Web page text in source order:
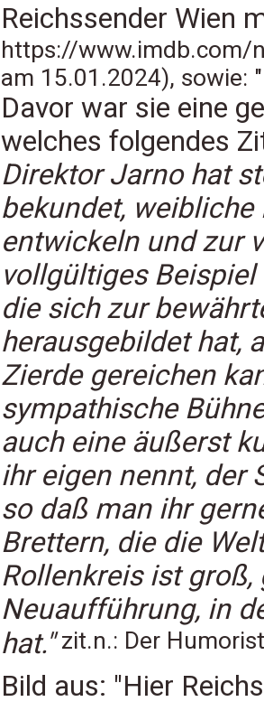
Reichssender Wien
https://www.imdb.com/
am 15.01.2024), sowie:
Davor war sie eine
welches folgendes
Direktor Jarno hat
bekundet,
entwickeln und zur
vollgültiges
die sich zur
herausgebildet hat,
Zierde gereichen
sympathische
auch eine äußerst
ihr eigen nennt, der
so daß man ihr
Brettern, die die
Rollenkreis ist
Neuaufführung, in
hat."zit.n.: Der
Bild aus: "Hier